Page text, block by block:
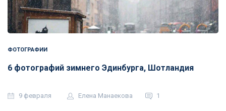
ФОТОГРАФИИ
6 фотографий зимнего Эдинбурга, Шотландия
9 февраля Елена Манаекова 1